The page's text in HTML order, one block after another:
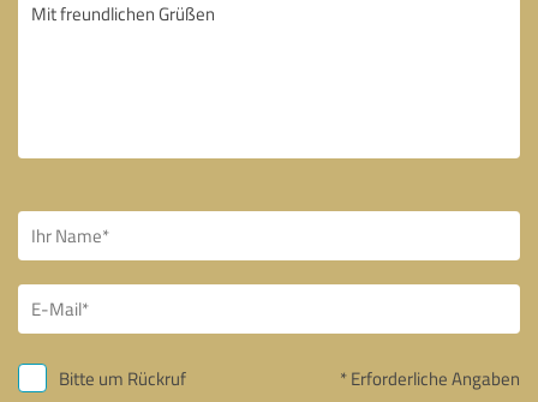
Bitte um Rückruf * Erforderliche Angaben